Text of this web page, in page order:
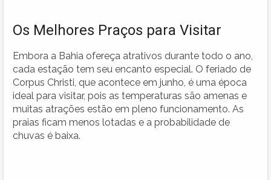
Os Melhores Praços para Visitar
Embora a Bahia ofereça atrativos durante todo o ano,
cada estação tem seu encanto especial. O feriado de
Corpus Christi, que acontece em junho, é uma época
ideal para visitar, pois as temperaturas são amenas e
muitas atrações estão em pleno funcionamento. As
praias ficam menos lotadas e a probabilidade de
chuvas é baixa.